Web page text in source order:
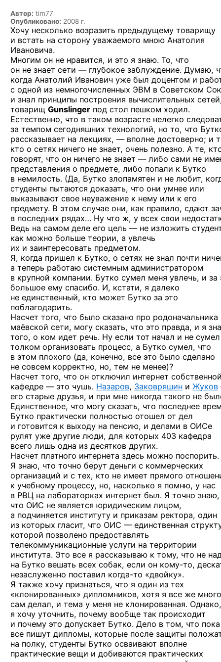
Автор: tim77
Опубликовано: 2008 г.
Хочу несколько возразить предыдущему товарищу
и встать на сторону уважаемого мною Анатолия
Ивановича.
Многим он не нравится, и это я знаю. То, что
он не знает сети — глубокое заблуждение. Думаю,
когда Анатолий Иванович уже был доцентом и
с одной из немногочисленных ЭВМ в Советском
и знал принципы построения вычислительных
товарищ Gunslinger под стол пешком ходил.
Естественно, что в таком возрасте нелегко
за темпом сегодняшних технологий, но то, что
рассказывает на лекциях, — вполне достоверно; и
кто о сетях ничего не знает, очень полезно. А те,
говорят, что он ничего не знает — либо сами не
представления о предмете, либо попали к Бутко
в немилость. (Да, Бутко злопамятен и не любит,
студенты пытаются доказать, что они умнее или
выказывают свое неуважение к нему или к его
предмету. В этом случае они, как правило, сдают
в последних рядах… Ну что ж, у всех свои
Ведь на самом деле его цель — не изложить
как можно больше теории, а увлечь
их и заинтересовать предметом.
Я, когда пришел к Бутко, о сетях не знал почти
а теперь работаю системным администратором
в крупной компании. Бутко сумел меня увлечь, и за
большое ему спасибо. И, кстати, я далеко
не единственный, кто может Бутко за это
поблагодарить.
Насчет того, что было сказано про родоначальника
маёвской сети, могу сказать, что это правда, и я
того, о ком идет речь. Ну если тот начал и не сумел
толком организовать процесс, а Бутко сумел, что
в этом плохого (да, конечно, все это было сделано
не совсем корректно, но, тем не менее)?
Насчет того, что он отключил интернет
кафедре — это чушь. Назаров, Заковряшин и Жуков
его старые друзья, и при мне никогда такого не
Единственное, что могу сказать, что последнее
Бутко практически полностью отошел от дел
и готовится к выходу на пенсию, и делами в ОИСе
рулят уже другие люди, для которых 403 кафедра
всего лишь одна из десятков других.
Насчет платного интернета здесь можно поспорить.
Я знаю, что точно берут деньги с коммерческих
организаций и с тех, кто не имеет прямого
к учебному процессу, но, насколько я помню, у нас
в РВЦ на лабораторках интернет был. Я точно знаю,
что ОИС не является юридическим лицом,
а подчиняется институту и приказам ректора, один
из которых гласит, что ОИС — единственная
которой позволено предоставлять
телекоммуникационные услуги на территории
института. Это все я рассказываю к тому, что не
на Бутко вешать всех собак, если он кому-то,
незаслуженно поставил когда-то «двойку».
Я также хочу признаться, что я один из тех
«клонированных» дипломников, хотя я все же
сам делал, и тема у меня не клонированная. Однако,
я хочу уточнить, почему вообще так происходит
и почему это допускает Бутко. Дело в том, что пока
все пишут дипломы, которые после защиты
на полку, студенты Бутко осваивают вполне
практические вещи и добиваются практических